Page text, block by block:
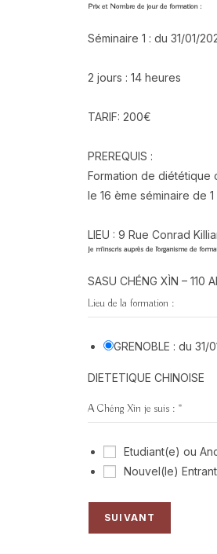
Prix et Nombre de jour de formation :
Séminaire 1 : du 31/01/
2 jours : 14 heures
TARIF: 200€
PREREQUIS :
Formation de diététique
le 16 ème séminaire de
LIEU : 9 Rue Conrad
Je m’inscris auprès de l’organisme de
SASU CHÉNG XÌN – 110
Lieu de la formation :
GRENOBLE : du
DIETETIQUE CHINOISE
A Chéng Xìn je suis : *
Etudiant(e) ou
Nouvel(le) Entrant
SUIVANT